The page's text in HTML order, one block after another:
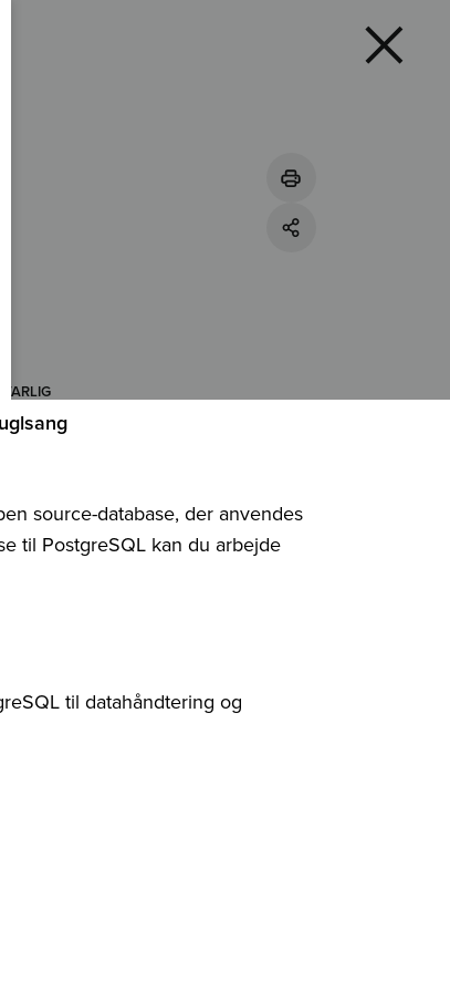
source-database, der anvendes
til PostgreSQL kan du arbejde
til datahåndtering og